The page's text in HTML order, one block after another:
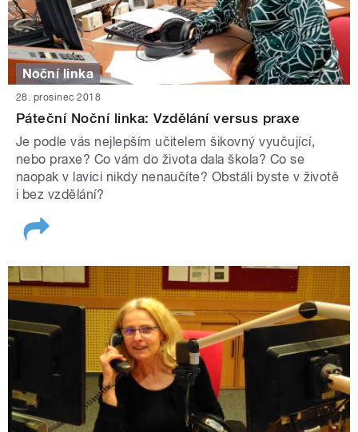
Noční linka
28. prosinec 2018
Páteční Noční linka: Vzdělání versus praxe
Je podle vás nejlepším učitelem šikovný vyučující,
nebo praxe? Co vám do života dala škola? Co se
naopak v lavici nikdy nenaučíte? Obstáli byste v životě
i bez vzdělání?